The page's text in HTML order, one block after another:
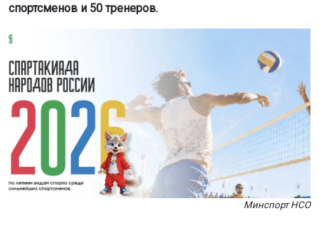
спортсменов и 50 тренеров.
Минспорт НСО